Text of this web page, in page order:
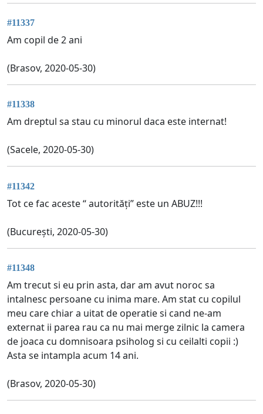
#11337
Am copil de 2 ani
(Brasov, 2020-05-30)
#11338
Am dreptul sa stau cu minorul daca este internat!
(Sacele, 2020-05-30)
#11342
Tot ce fac aceste “ autorități” este un ABUZ!!!
(București, 2020-05-30)
#11348
Am trecut si eu prin asta, dar am avut noroc sa
intalnesc persoane cu inima mare. Am stat cu copilul
meu care chiar a uitat de operatie si cand ne-am
externat ii parea rau ca nu mai merge zilnic la camera
de joaca cu domnisoara psiholog si cu ceilalti copii :)
Asta se intampla acum 14 ani.
(Brasov, 2020-05-30)